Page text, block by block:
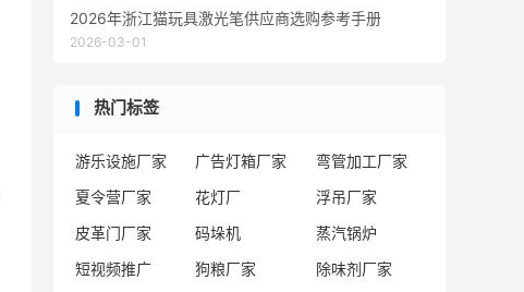
2026年浙江猫玩具激光笔供应商选购参考手册
2026-03-01
热门标签
游乐设施厂家 广告灯箱厂家
弯管加工厂家
夏令营厂家
花灯厂
浮吊厂家
皮革门厂家
码垛机
蒸汽锅炉
短视频推广
狗粮厂家
除味剂厂家